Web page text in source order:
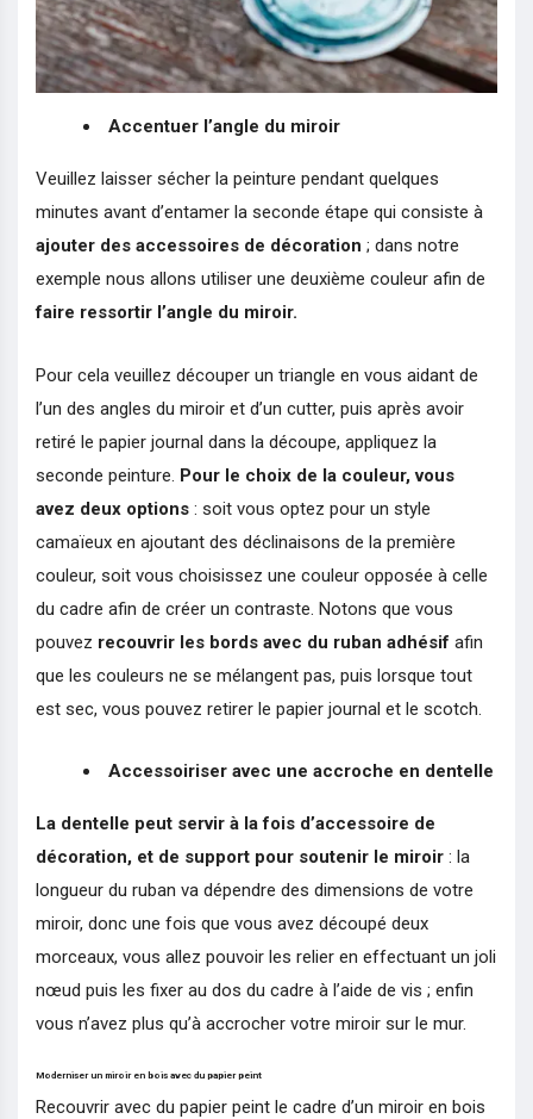
Accentuer l’angle du miroir
Veuillez laisser sécher la peinture pendant quelques
minutes avant d’entamer la seconde étape qui consiste à
ajouter des accessoires de décoration ; dans notre
exemple nous allons utiliser une deuxième couleur afin de
faire ressortir l’angle du miroir.
Pour cela veuillez découper un triangle en vous aidant de
l’un des angles du miroir et d’un cutter, puis après avoir
retiré le papier journal dans la découpe, appliquez la
seconde peinture. Pour le choix de la couleur, vous
avez deux options : soit vous optez pour un style
camaïeux en ajoutant des déclinaisons de la première
couleur, soit vous choisissez une couleur opposée à celle
du cadre afin de créer un contraste. Notons que vous
pouvez recouvrir les bords avec du ruban adhésif afin
que les couleurs ne se mélangent pas, puis lorsque tout
est sec, vous pouvez retirer le papier journal et le scotch.
Accessoiriser avec une accroche en dentelle
La dentelle peut servir à la fois d’accessoire de
décoration, et de support pour soutenir le miroir : la
longueur du ruban va dépendre des dimensions de votre
miroir, donc une fois que vous avez découpé deux
morceaux, vous allez pouvoir les relier en effectuant un joli
nœud puis les fixer au dos du cadre à l’aide de vis ; enfin
vous n’avez plus qu’à accrocher votre miroir sur le mur.
Moderniser un miroir en bois avec du papier peint
Recouvrir avec du papier peint le cadre d’un miroir en bois